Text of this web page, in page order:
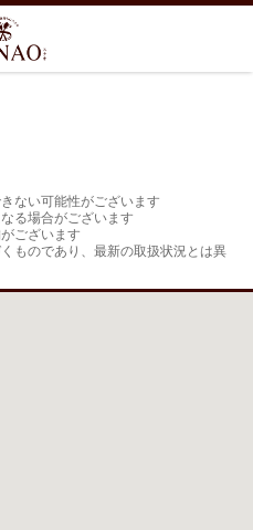
ない可能性がございます
る場合がございます
ございます
ものであり、最新の取扱状況とは異